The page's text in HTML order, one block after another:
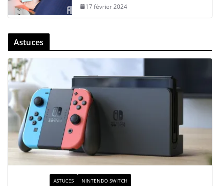
17 février 2024
Astuces
ASTUCES NINTENDO SWITCH